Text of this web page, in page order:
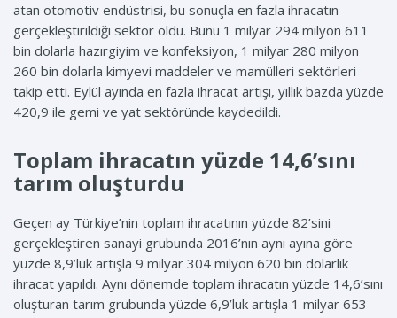
atan otomotiv endüstrisi, bu sonuçla en fazla ihracatın
gerçekleştirildiği sektör oldu. Bunu 1 milyar 294 milyon 611
bin dolarla hazırgiyim ve konfeksiyon, 1 milyar 280 milyon
260 bin dolarla kimyevi maddeler ve mamülleri sektörleri
takip etti. Eylül ayında en fazla ihracat artışı, yıllık bazda yüzde
420,9 ile gemi ve yat sektöründe kaydedildi.
Toplam ihracatın yüzde 14,6’sını
tarım oluşturdu
Geçen ay Türkiye’nin toplam ihracatının yüzde 82’sini
gerçekleştiren sanayi grubunda 2016’nın aynı ayına göre
yüzde 8,9’luk artışla 9 milyar 304 milyon 620 bin dolarlık
ihracat yapıldı. Aynı dönemde toplam ihracatın yüzde 14,6’sını
oluşturan tarım grubunda yüzde 6,9’luk artışla 1 milyar 653